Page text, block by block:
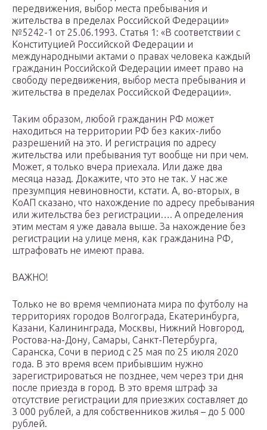
передвижения, выбор места пребывания и
жительства в пределах Российской Федерации»
№5242-1 от 25.06.1993. Статья 1: «В соответствии с
Конституцией Российской Федерации и
международными актами о правах человека каждый
гражданин Российской Федерации имеет право на
свободу передвижения, выбор места пребывания и
жительства в пределах Российской Федерации».
Таким образом, любой гражданин РФ может
находиться на территории РФ без каких-либо
разрешений на это. И регистрация по адресу
жительства или пребывания тут вообще ни при чем.
Может, я только вчера приехала. Или даже два
месяца назад. Докажите, что это не так. У нас же
презумпция невиновности, кстати. А, во-вторых, в
КоАП сказано, что нахождение по адресу пребывания
или жительства без регистрации…. А определения
этим местам я уже давала выше. За нахождение без
регистрации на улице меня, как гражданина РФ,
штрафовать не имеют права.
ВАЖНО!
Только не во время чемпионата мира по футболу на
территориях городов Волгограда, Екатеринбурга,
Казани, Калининграда, Москвы, Нижний Новгород,
Ростова-на-Дону, Самары, Санкт-Петербурга,
Саранска, Сочи в период с 25 мая по 25 июля 2020
года. В это время всем прибывшим нужно
зарегистрироваться не позднее, чем через три дня
после приезда в город. В это время штраф за
отсутствие регистрации для приезжих составляет до
3 000 рублей, а для собственников жилья – до 5 000
рублей.